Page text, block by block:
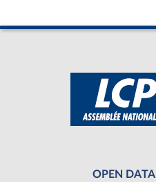
OPEN DATA